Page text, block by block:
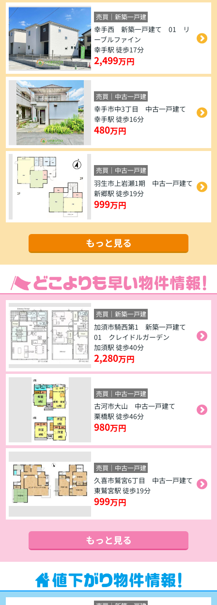
売買｜新築一戸建
幸手西 新築一戸建て 01 リ
ーブルファイン
幸手駅 徒歩17分
2,499万円
売買｜中古一戸建
幸手市中3丁目 中古一戸建て
幸手駅 徒歩16分
480万円
売買｜中古一戸建
羽生市上岩瀬1期 中古一戸建て
新郷駅 徒歩19分
999万円
もっと見る
売買｜新築一戸建
加須市騎西第1 新築一戸建て
01 クレイドルガーデン
加須駅 徒歩40分
2,280万円
売買｜中古一戸建
古河市大山 中古一戸建て
栗橋駅 徒歩46分
980万円
売買｜中古一戸建
久喜市鷲宮6丁目 中古一戸建て
東鷲宮駅 徒歩19分
999万円
もっと見る